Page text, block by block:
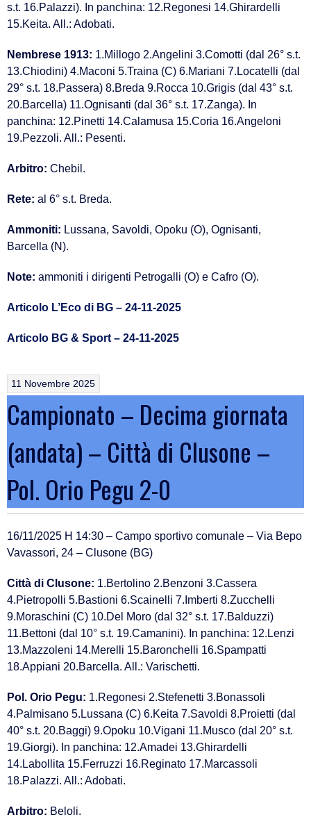
s.t. 16.Palazzi). In panchina: 12.Regonesi 14.Ghirardelli
15.Keita. All.: Adobati.
Nembrese 1913: 1.Millogo 2.Angelini 3.Comotti (dal 26° s.t.
13.Chiodini) 4.Maconi 5.Traina (C) 6.Mariani 7.Locatelli (dal
29° s.t. 18.Passera) 8.Breda 9.Rocca 10.Grigis (dal 43° s.t.
20.Barcella) 11.Ognisanti (dal 36° s.t. 17.Zanga). In
panchina: 12.Pinetti 14.Calamusa 15.Coria 16.Angeloni
19.Pezzoli. All.: Pesenti.
Arbitro: Chebil.
Rete: al 6° s.t. Breda.
Ammoniti: Lussana, Savoldi, Opoku (O), Ognisanti,
Barcella (N).
Note: ammoniti i dirigenti Petrogalli (O) e Cafro (O).
Articolo L’Eco di BG – 24-11-2025
Articolo BG & Sport – 24-11-2025
11 Novembre 2025
Campionato – Decima giornata
(andata) – Città di Clusone –
Pol. Orio Pegu 2-0
16/11/2025 H 14:30 – Campo sportivo comunale – Via Bepo
Vavassori, 24 – Clusone (BG)
Città di Clusone: 1.Bertolino 2.Benzoni 3.Cassera
4.Pietropolli 5.Bastioni 6.Scainelli 7.Imberti 8.Zucchelli
9.Moraschini (C) 10.Del Moro (dal 32° s.t. 17.Balduzzi)
11.Bettoni (dal 10° s.t. 19.Camanini). In panchina: 12.Lenzi
13.Mazzoleni 14.Merelli 15.Baronchelli 16.Spampatti
18.Appiani 20.Barcella. All.: Varischetti.
Pol. Orio Pegu: 1.Regonesi 2.Stefenetti 3.Bonassoli
4.Palmisano 5.Lussana (C) 6.Keita 7.Savoldi 8.Proietti (dal
40° s.t. 20.Baggi) 9.Opoku 10.Vigani 11.Musco (dal 20° s.t.
19.Giorgi). In panchina: 12.Amadei 13.Ghirardelli
14.Labollita 15.Ferruzzi 16.Reginato 17.Marcassoli
18.Palazzi. All.: Adobati.
Arbitro: Beloli.